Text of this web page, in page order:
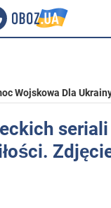
Wojskowa Dla
seriali